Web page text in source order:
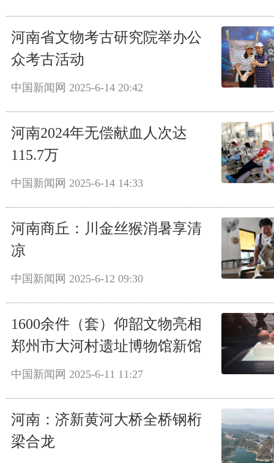
河南省文物考古研究院举办公
众考古活动
中国新闻网 2025-6-14 20:42
河南2024年无偿献血人次达
115.7万
中国新闻网 2025-6-14 14:33
河南商丘：川金丝猴消暑享清
凉
中国新闻网 2025-6-12 09:30
1600余件（套）仰韶文物亮相
郑州市大河村遗址博物馆新馆
中国新闻网 2025-6-11 11:27
河南：济新黄河大桥全桥钢桁
梁合龙